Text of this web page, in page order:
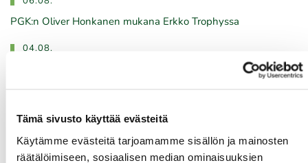
Tämä sivusto käyttää evästeitä
Käytämme evästeitä tarjoamamme sisällön ja mainosten
räätälöimiseen, sosiaalisen median ominaisuuksien
PGK:n Oliver Honkanen mukana Erkko Trophyssa
04.08.
21.-23.8.2026